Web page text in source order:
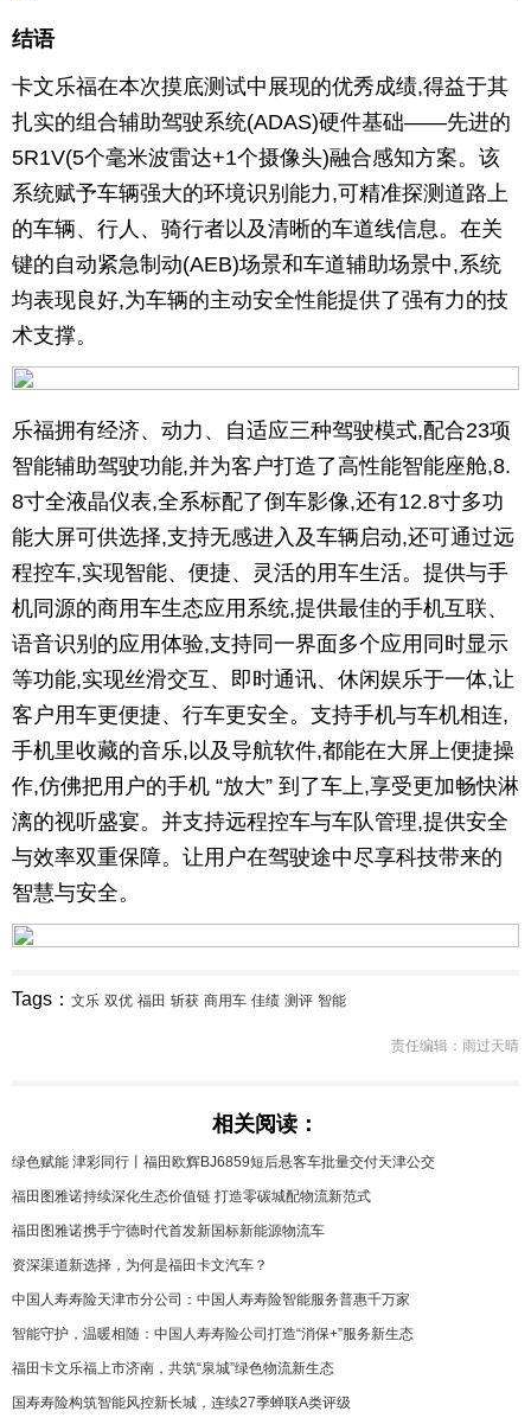
结语
卡文乐福在本次摸底测试中展现的优秀成绩,得益于其
扎实的组合辅助驾驶系统(ADAS)硬件基础——先进的
5R1V(5个毫米波雷达+1个摄像头)融合感知方案。该
系统赋予车辆强大的环境识别能力,可精准探测道路上
的车辆、行人、骑行者以及清晰的车道线信息。在关
键的自动紧急制动(AEB)场景和车道辅助场景中,系统
均表现良好,为车辆的主动安全性能提供了强有力的技
术支撑。
乐福拥有经济、动力、自适应三种驾驶模式,配合23项
智能辅助驾驶功能,并为客户打造了高性能智能座舱,8.
8寸全液晶仪表,全系标配了倒车影像,还有12.8寸多功
能大屏可供选择,支持无感进入及车辆启动,还可通过远
程控车,实现智能、便捷、灵活的用车生活。提供与手
机同源的商用车生态应用系统,提供最佳的手机互联、
语音识别的应用体验,支持同一界面多个应用同时显示
等功能,实现丝滑交互、即时通讯、休闲娱乐于一体,让
客户用车更便捷、行车更安全。支持手机与车机相连,
手机里收藏的音乐,以及导航软件,都能在大屏上便捷操
作,仿佛把用户的手机 “放大” 到了车上,享受更加畅快淋
漓的视听盛宴。并支持远程控车与车队管理,提供安全
与效率双重保障。让用户在驾驶途中尽享科技带来的
智慧与安全。
Tags： 文乐 双优 福田 斩获 商用车 佳绩 测评 智能
责任编辑：雨过天晴
相关阅读：
绿色赋能 津彩同行丨福田欧辉BJ6859短后悬客车批量交付天津公交
福田图雅诺持续深化生态价值链 打造零碳城配物流新范式
福田图雅诺携手宁德时代首发新国标新能源物流车
资深渠道新选择，为何是福田卡文汽车？
中国人寿寿险天津市分公司：中国人寿寿险智能服务普惠千万家
智能守护，温暖相随：中国人寿寿险公司打造“消保+”服务新生态
福田卡文乐福上市济南，共筑“泉城”绿色物流新生态
国寿寿险构筑智能风控新长城，连续27季蝉联A类评级